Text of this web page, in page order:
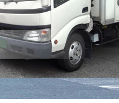
ら探す
県茨城県